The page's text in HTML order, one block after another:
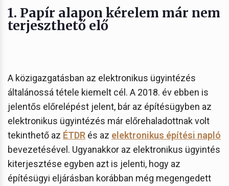
1. Papír alapon kérelem már nem
terjeszthető elő
A közigazgatásban az elektronikus ügyintézés
általánossá tétele kiemelt cél. A 2018. év ebben is
jelentős előrelépést jelent, bár az építésügyben az
elektronikus ügyintézés már előrehaladottnak volt
tekinthető az ÉTDR és az elektronikus építési napló
bevezetésével. Ugyanakkor az elektronikus ügyintés
kiterjesztése egyben azt is jelenti, hogy az
építésügyi eljárásban korábban még megengedett